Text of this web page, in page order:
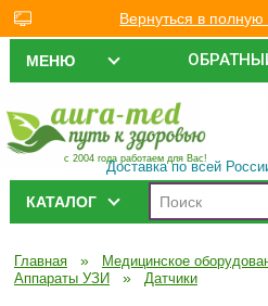
МЕНЮ
с 2004 года работаем для Вас!
Доставка по всей
КАТАЛОГ
Главная » Медицинское
Аппараты УЗИ » Датчики
Вернуться в